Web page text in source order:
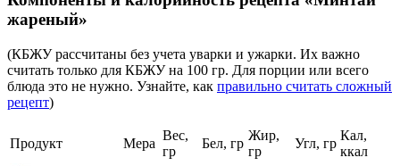
жареный»
(КБЖУ рассчитаны без учета уварки и ужарки. Их важно
считать только для КБЖУ на 100 гр. Для порции или всего
блюда это не нужно. Узнайте, как правильно считать сложный
рецепт)
Продукт Мера
Вес,
гр
Бел, гр
Жир,
гр
Угл, гр
Кал,
ккал